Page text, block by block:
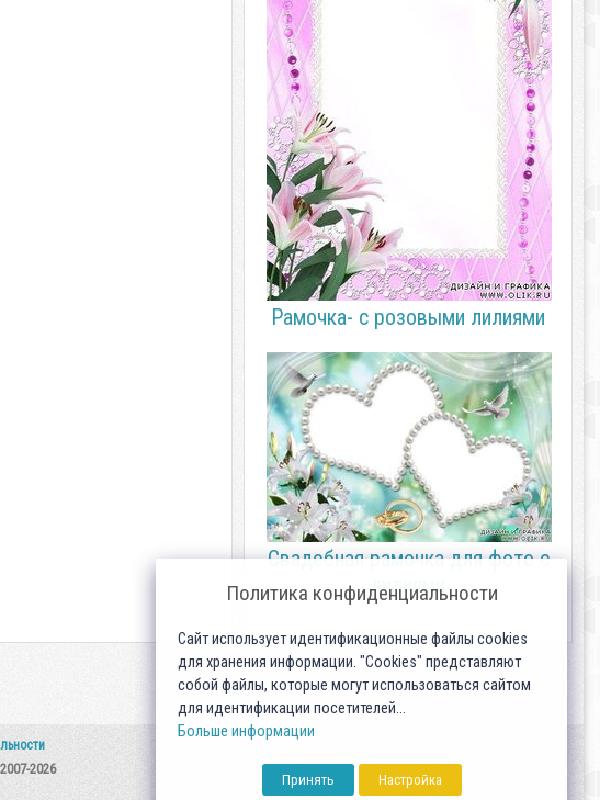
Рамочка- с розовыми лилиями
Свадебная рамочка для фото с
лилиями
2026
Политика конфиденциальности
Сайт использует идентификационные файлы cookies
для хранения информации. "Cookies" представляют
собой файлы, которые могут использоваться сайтом
для идентификации посетителей...
Больше информации
Принять Настройка